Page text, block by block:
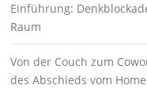
Einführung:
Raum
Von der Couch zum
des Abschieds vom